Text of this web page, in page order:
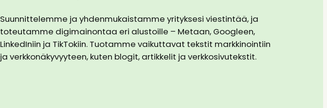
Suunnittelemme ja yhdenmukaistamme yrityksesi viestintää, ja
toteutamme digimainontaa eri alustoille – Metaan, Googleen,
LinkedIniin ja TikTokiin. Tuotamme vaikuttavat tekstit markkinointiin
ja verkkonäkyvyyteen, kuten blogit, artikkelit ja verkkosivutekstit.